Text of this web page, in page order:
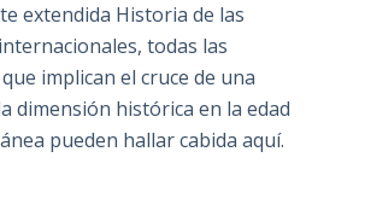
extendida Historia de las
todas las
implican el cruce de una
dimensión histórica en la edad
pueden hallar cabida aquí.